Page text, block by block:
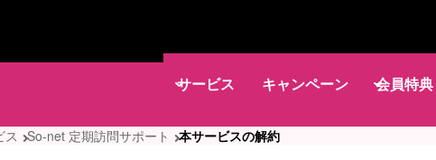
サービス キャンペーン 会員特典
ス So-net 定期訪問サポート 本サービスの解約